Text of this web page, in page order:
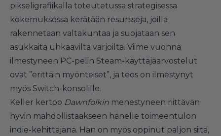
pikseligrafiikalla toteutetussa strategisessa
kokemuksessa kerätään resursseja, joilla
rakennetaan valtakuntaa ja suojataan sen
asukkaita uhkaavilta varjoilta. Viime vuonna
ilmestyneen PC-pelin Steam-käyttäjäarvostelut
ovat ”erittäin myönteiset”, ja teos on ilmestynyt
myös Switch-konsolille.
Keller kertoo Dawnfolkin menestyneen riittävän
hyvin mahdollistaakseen hänelle toimeentulon
indie-kehittäjänä. Hän on myös oppinut paljon siitä,